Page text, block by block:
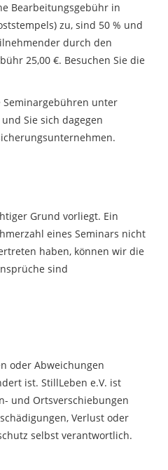
Bearbeitungsgebühr in
zu, sind 50 % und
durch den
25,00 €. Besuchen Sie die
Seminargebühren unter
Sie sich dagegen
Grund vorliegt. Ein
eines Seminars nicht
haben, können wir die
sind
oder Abweichungen
ist. StillLeben e.V. ist
und Ortsverschiebungen
Verlust oder
selbst verantwortlich.